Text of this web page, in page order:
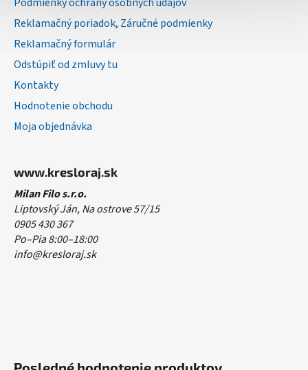
Reklamačný poriadok, Záručné podmienky
Reklamačný formulár
Odstúpiť od zmluvy tu
Kontakty
Hodnotenie obchodu
Moja objednávka
www.kresloraj.sk
Milan Filo s.r.o.
Liptovský Ján, Na ostrove 57/15
0905 430 367
Po–Pia 8:00–18:00
info@kresloraj.sk